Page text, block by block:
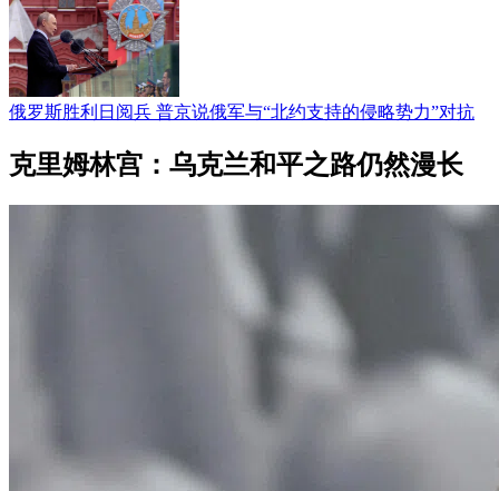
俄罗斯胜利日阅兵 普京说俄军与“北约支持的侵略势力”对抗
克里姆林宫：乌克兰和平之路仍然漫长